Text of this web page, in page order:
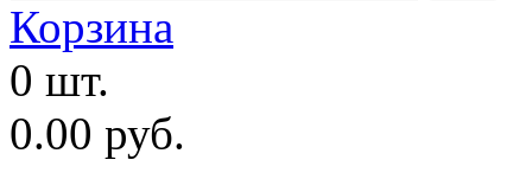
Корзина
0 шт.
0.00 руб.